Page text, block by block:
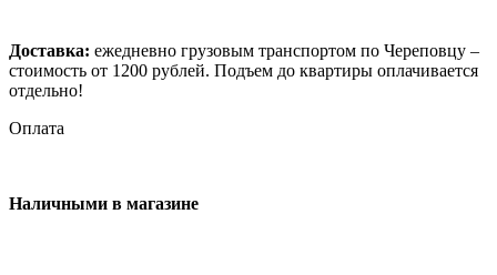
Доставка: ежедневно грузовым транспортом по Череповцу –
стоимость от 1200 рублей. Подъем до квартиры оплачивается
отдельно!
Оплата
Наличными в магазине